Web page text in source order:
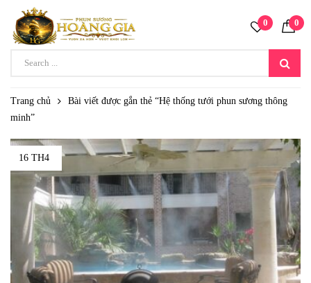
0 0
Trang chủ
Bài viết được gắn thẻ “Hệ thống tưới phun sương thông
minh”
16 TH4